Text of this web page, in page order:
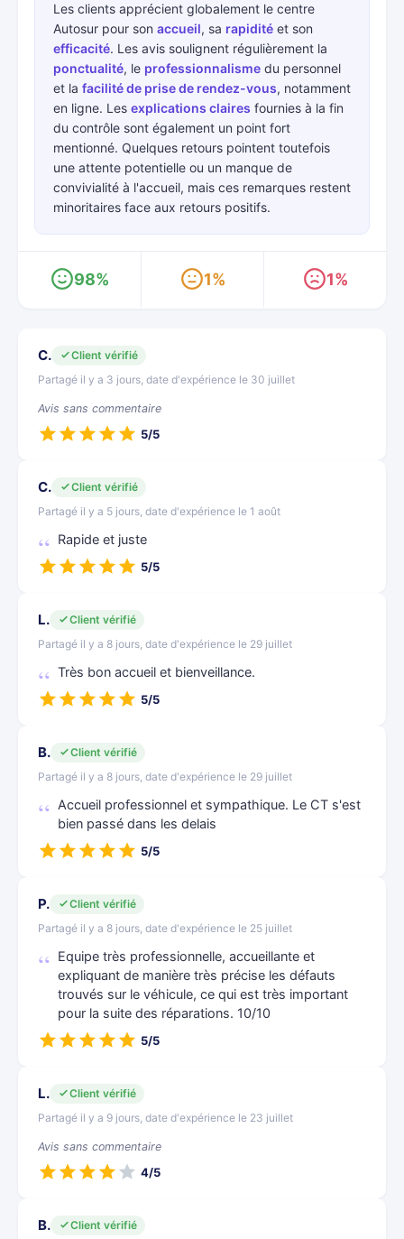
Les clients apprécient globalement le centre
Autosur pour son accueil, sa rapidité et son
efficacité. Les avis soulignent régulièrement la
ponctualité, le professionnalisme du personnel
et la facilité de prise de rendez-vous, notamment
en ligne. Les explications claires fournies à la fin
du contrôle sont également un point fort
mentionné. Quelques retours pointent toutefois
une attente potentielle ou un manque de
convivialité à l'accueil, mais ces remarques restent
minoritaires face aux retours positifs.
98% 1% 1%
C.
Client vérifié
Partagé il y a 3 jours, date d'expérience le 30 juillet
Avis sans commentaire
5/5
C.
Client vérifié
Partagé il y a 5 jours, date d'expérience le 1 août
Rapide et juste
5/5
L.
Client vérifié
Partagé il y a 8 jours, date d'expérience le 29 juillet
Très bon accueil et bienveillance.
5/5
B.
Client vérifié
Partagé il y a 8 jours, date d'expérience le 29 juillet
Accueil professionnel et sympathique. Le CT s'est
bien passé dans les delais
5/5
P.
Client vérifié
Partagé il y a 8 jours, date d'expérience le 25 juillet
Equipe très professionnelle, accueillante et
expliquant de manière très précise les défauts
trouvés sur le véhicule, ce qui est très important
pour la suite des réparations. 10/10
5/5
L.
Client vérifié
Partagé il y a 9 jours, date d'expérience le 23 juillet
Avis sans commentaire
4/5
B.
Client vérifié